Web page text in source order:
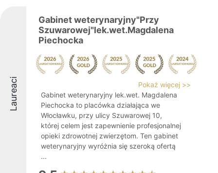
Laureaci
Gabinet weterynaryjny"Przy
Szuwarowej"lek.wet.Magdalena
Piechocka
Pokaż więcej >>
Gabinet weterynaryjny lek.wet. Magdalena
Piechocka to placówka działająca we
Włocławku, przy ulicy Szuwarowej 10,
której celem jest zapewnienie profesjonalnej
opieki zdrowotnej zwierzętom. Ten gabinet
weterynaryjny wyróżnia się szeroką ofertą
...